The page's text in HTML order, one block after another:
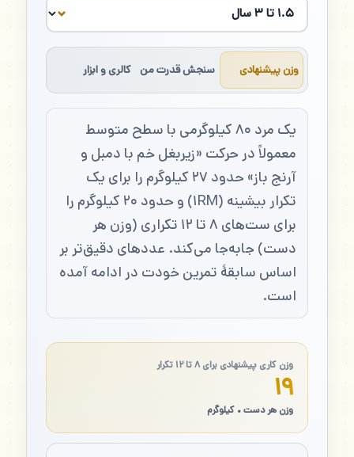
وزن پیشنهادی سنجش قدرت من کالری و ابزار
یک مرد ۸۰ کیلوگرمی با سطح متوسط
معمولاً در حرکت «زیربغل خم با دمبل و
آرنج باز» حدود ۲۷ کیلوگرم را برای یک
تکرار بیشینه (۱RM) و حدود ۲۰ کیلوگرم را
برای ست‌های ۸ تا ۱۲ تکراری (وزن هر
دست) جابه‌جا می‌کند. عددهای دقیق‌تر بر
اساس سابقهٔ تمرین خودت در ادامه آمده
است.
وزن کاری پیشنهادی برای ۸ تا ۱۲ تکرار
۱۹
وزن هر دست • کیلوگرم